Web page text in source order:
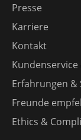
Presse
Karriere
Kontakt
Kundenservice
Erfahrungen &
Freunde
Ethics &